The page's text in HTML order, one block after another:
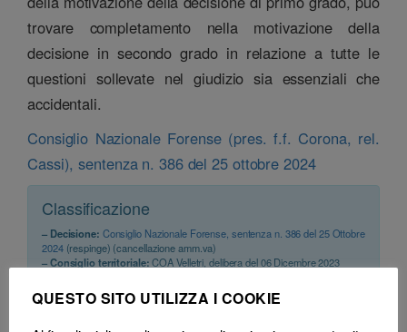
trovare completamento nella motivazione della
decisione in secondo grado in relazione a tutte le
questioni sollevate nel giudizio sia essenziali che
accidentali.
Consiglio Nazionale Forense (pres. f.f. Corona, rel.
Cassi), sentenza n. 386 del 25 ottobre 2024
Classificazione
– Decisione: Consiglio Nazionale Forense, sentenza n. 386 del 25 Ottobre
2024(respinge) (cancellazione amm.va)
– Consiglio territoriale:COA Velletri, delibera del 06 Dicembre 2023
QUESTO SITO UTILIZZA I COOKIE